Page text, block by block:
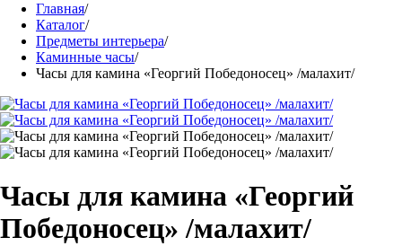
Главная/
Каталог/
Предметы интерьера/
Каминные часы/
Часы для камина «Георгий Победоносец» /малахит/
Часы для камина «Георгий
Победоносец» /малахит/